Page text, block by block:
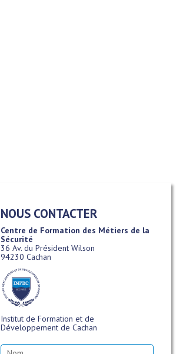
NOUS CONTACTER
Centre de Formation des Métiers de la
Sécurité
36 Av. du Président Wilson
94230 Cachan
Institut de Formation et de
Développement de Cachan